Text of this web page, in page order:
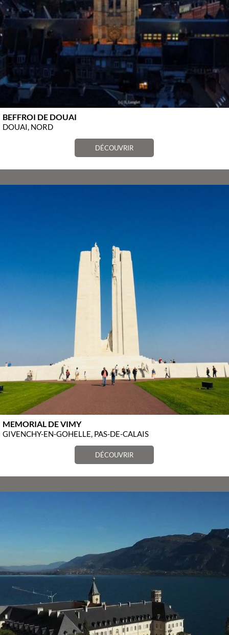
BEFFROI DE DOUAI
DOUAI, NORD
DÉCOUVRIR
MEMORIAL DE VIMY
GIVENCHY-EN-GOHELLE, PAS-DE-CALAIS
DÉCOUVRIR